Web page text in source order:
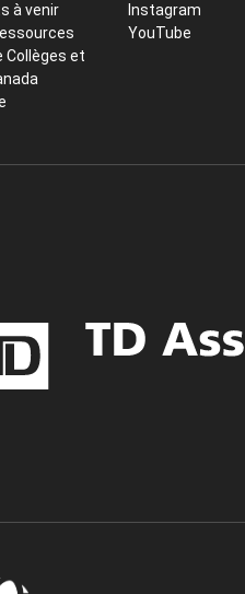
à venir
Collèges et
Instagram
YouTube